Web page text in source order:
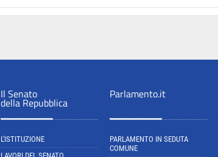
Il Senato
della Repubblica
L'ISTITUZIONE
Parlamento.it
PARLAMENTO IN SEDUTA
COMUNE